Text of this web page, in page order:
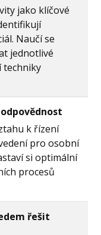
jako klíčové
Naučí se
jednotlivé
techniky
k řízení
pro osobní
si optimální
procesů
řešit